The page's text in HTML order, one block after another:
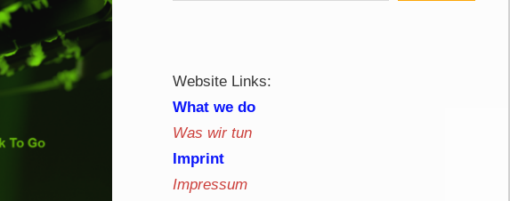
Website Links:
What we do
Was wir tun
Imprint
Impressum